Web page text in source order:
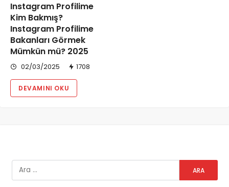
Instagram Profilime
Kim Bakmış?
Instagram Profilime
Bakanları Görmek
Mümkün mü? 2025
02/03/2025 1708
DEVAMINI OKU